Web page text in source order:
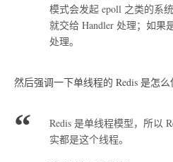
模式会发起 epoll 之类的系
就交给 Handler 处理；如果
处理。
然后强调一下单线程的 Redis 是怎么
Redis 是单线程模型，所以
实都是这个线程。